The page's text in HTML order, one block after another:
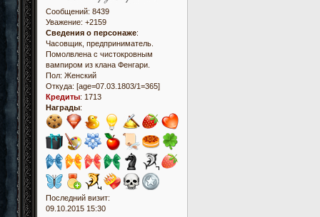
Сообщений: 8439
Уважение: +2159
Сведения о персонаже:
Часовщик, предприниматель.
Помолвлена с чистокровным
вампиром из клана Фенгари.
Пол: Женский
Откуда: [age=07.03.1803/1=365]
Кредиты: 1713
Награды:
Последний визит:
09.10.2015 15:30